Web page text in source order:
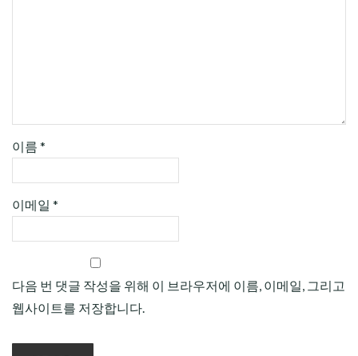
이름 *
이메일 *
다음 번 댓글 작성을 위해 이 브라우저에 이름, 이메일, 그리고
웹사이트를 저장합니다.